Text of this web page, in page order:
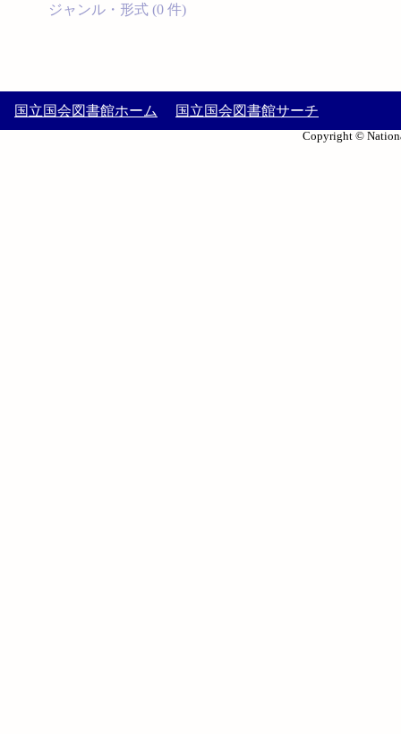
ジャンル・形式 (0 件)
国立国会図書館ホーム 国立国会図書館サーチ
Copyright ©